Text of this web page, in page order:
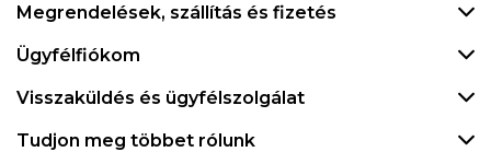
Megrendelések, szállítás és fizetés
Ügyfélfiókom
Visszaküldés és ügyfélszolgálat
Tudjon meg többet rólunk